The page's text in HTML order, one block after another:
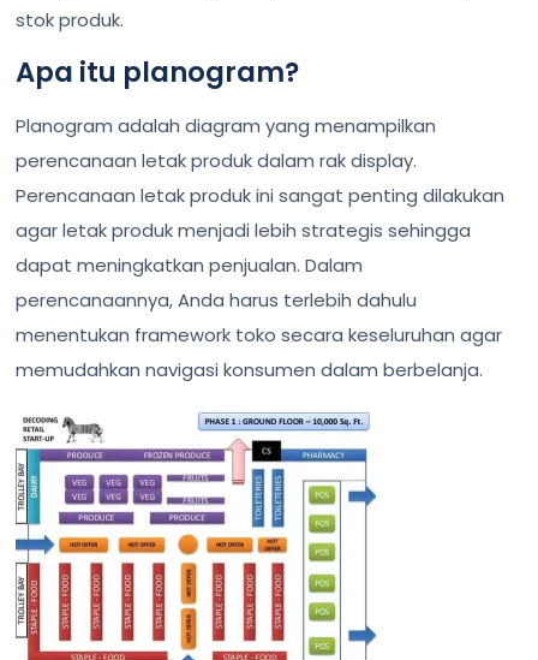
stok produk.
Apa itu planogram?
Planogram adalah diagram yang menampilkan
perencanaan letak produk dalam rak display.
Perencanaan letak produk ini sangat penting dilakukan
agar letak produk menjadi lebih strategis sehingga
dapat meningkatkan penjualan. Dalam
perencanaannya, Anda harus terlebih dahulu
menentukan framework toko secara keseluruhan agar
memudahkan navigasi konsumen dalam berbelanja.